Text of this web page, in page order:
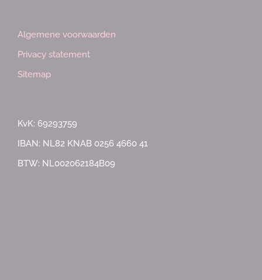
Algemene voorwaarden
Privacy statement
Sitemap
KvK: 69293759
IBAN: NL82 KNAB 0256 4660 41
BTW: NL002062184B09